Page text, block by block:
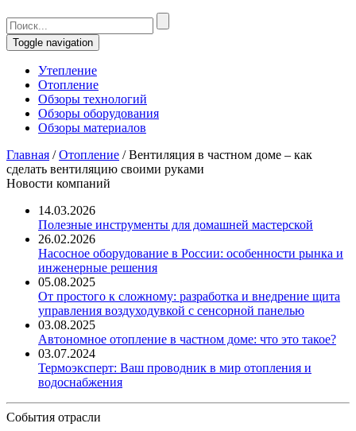
Toggle navigation
Утепление
Отопление
Обзоры технологий
Обзоры оборудования
Обзоры материалов
Главная /Отопление /Вентиляция в частном доме – как
сделать вентиляцию своими руками
Новости компаний
14.03.2026
Полезные инструменты для домашней мастерской
26.02.2026
Насосное оборудование в России: особенности рынка и
инженерные решения
05.08.2025
От простого к сложному: разработка и внедрение щита
управления воздуходувкой с сенсорной панелью
03.08.2025
Автономное отопление в частном доме: что это такое?
03.07.2024
Термоэксперт: Ваш проводник в мир отопления и
водоснабжения
События отрасли